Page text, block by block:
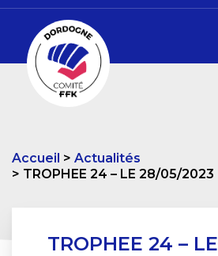
Accueil
Actualités
TROPHEE 24 – LE 28/05/2023
TROPHEE 24 – LE